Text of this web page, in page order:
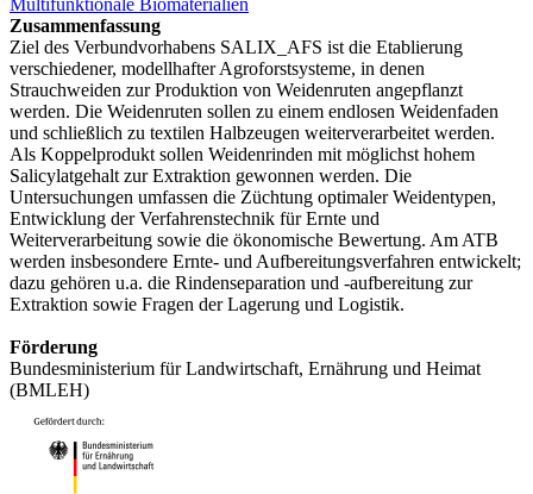
Zusammenfassung
Ziel des Verbundvorhabens SALIX_AFS ist die Etablierung
verschiedener, modellhafter Agroforstsysteme, in denen
Strauchweiden zur Produktion von Weidenruten angepflanzt
werden. Die Weidenruten sollen zu einem endlosen Weidenfaden
und schließlich zu textilen Halbzeugen weiterverarbeitet werden.
Als Koppelprodukt sollen Weidenrinden mit möglichst hohem
Salicylatgehalt zur Extraktion gewonnen werden. Die
Untersuchungen umfassen die Züchtung optimaler Weidentypen,
Entwicklung der Verfahrenstechnik für Ernte und
Weiterverarbeitung sowie die ökonomische Bewertung. Am ATB
werden insbesondere Ernte- und Aufbereitungsverfahren entwickelt;
dazu gehören u.a. die Rindenseparation und -aufbereitung zur
Extraktion sowie Fragen der Lagerung und Logistik.
Förderung
Bundesministerium für Landwirtschaft, Ernährung und Heimat
(BMLEH)